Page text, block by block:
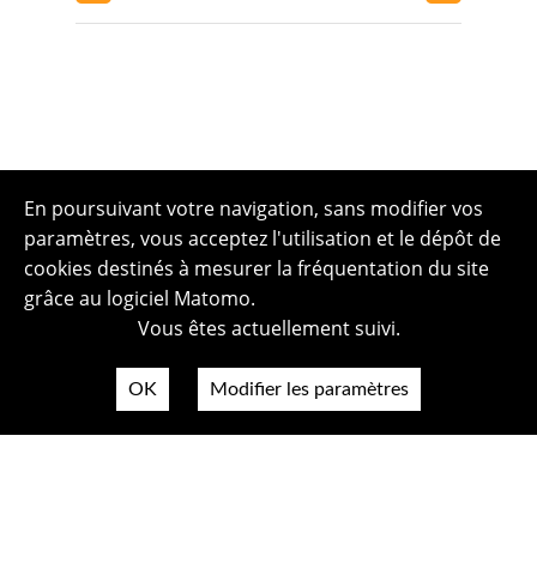
En poursuivant votre navigation, sans modifier vos
paramètres, vous acceptez l'utilisation et le dépôt de
cookies destinés à mesurer la fréquentation du site
grâce au logiciel Matomo.
Vous êtes actuellement suivi.
OK Modifier les paramètres